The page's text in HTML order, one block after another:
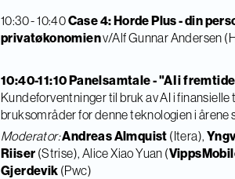
10:30 - 10:40Case 4:Horde Plus - din
privatøkonomienv/Alf Gunnar Andersen
10:40-11:10 Panelsamtale - "AI i
Kundeforventninger til bruk av AI i
bruksområder for denne teknologien i årene
Moderator:Andreas Almquist (Itera),
Riiser (Strise), Alice Xiao Yuan (
Gjerdevik (Pwc)